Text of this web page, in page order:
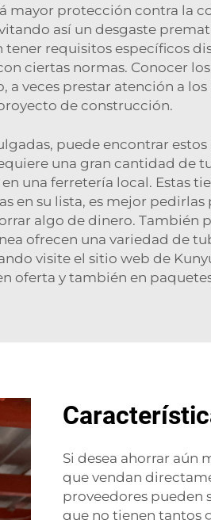
protección contra la
así un desgaste
requisitos específicos
ciertas normas. Conocer
veces prestar atención a
de construcción.
puede encontrar
una gran cantidad de
una ferretería local. Estas
en su lista, es mejor
algo de dinero. También
ofrecen una variedad de
visite el sitio web de
oferta y también en
Si desea ahorrar aún
que vendan
proveedores pueden
que no tienen tantos